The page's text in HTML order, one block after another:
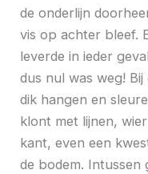
de onderlijn
vis op achter bleef.
leverde in ieder
dus nul was weg!
dik hangen en
klont met lijnen,
kant, even een
de bodem. Intussen